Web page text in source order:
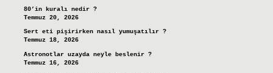
80’in kuralı nedir ?
Temmuz 20, 2026
Sert eti pişirirken nasıl yumuşatılır ?
Temmuz 18, 2026
Astronotlar uzayda neyle beslenir ?
Temmuz 16, 2026